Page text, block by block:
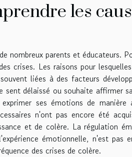
les
nombreux parents et éducateurs.
crises. Les raisons pour
liées à des facteurs
délaissé ou souhaite affirmer
ses émotions de manière
n'ont pas encore été
et de colère. La régulation
émotionnelle, n'est pas
des crises de colère.